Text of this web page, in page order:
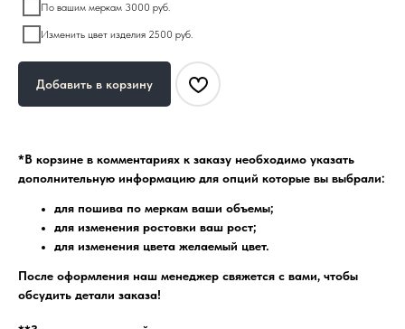
По вашим меркам 3000 руб.
Изменить цвет изделия 2500 руб.
Добавить в корзину
*В корзине в комментариях к заказу необходимо указать
дополнительную информацию для опций которые вы выбрали:
для пошива по меркам ваши объемы;
для изменения ростовки ваш рост;
для изменения цвета желаемый цвет.
После оформления наш менеджер свяжется с вами, чтобы
обсудить детали заказа!